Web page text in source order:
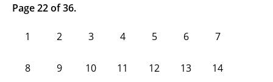
Page 22 of 36.
1 2 3 4 5 6 7
8 9 10 11 12 13 14